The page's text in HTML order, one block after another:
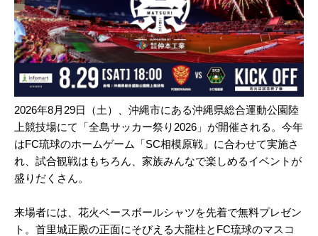
2026年8月29日（土）、沖縄市にある沖縄県総合運動公園陸
上競技場にて「全島サッカー祭り2026」が開催される。今年
はFC琉球のホームゲーム「SC相模原戦」に合わせて実施さ
れ、試合観戦はもちろん、家族みんなで楽しめるイベントが
盛りだくさん。
来場者には、花火ベースボールシャツを先着で無料プレゼン
ト。首里城正殿の正面にそびえる大龍柱とFC琉球のマスコ